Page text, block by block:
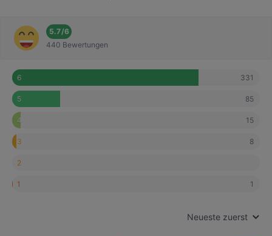
5.7/6
440 Bewertungen
6 331
5 85
4 15
3 8
2
1 1
Neueste zuerst